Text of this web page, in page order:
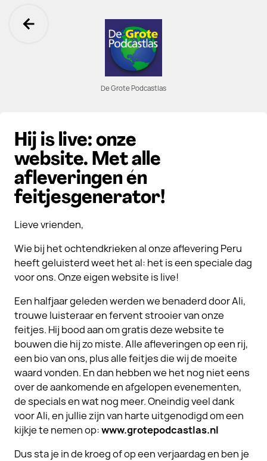
Ga terug
De Grote Podcastlas
Hij is live: onze
website. Met alle
afleveringen én
feitjesgenerator!
Lieve vrienden,
Wie bij het ochtendkrieken al onze aflevering Peru
heeft geluisterd weet het al: het is een speciale dag
voor ons. Onze eigen website is live!
Een halfjaar geleden werden we benaderd door Ali,
trouwe luisteraar en fervent strooier van onze
feitjes. Hij bood aan om gratis deze website te
bouwen die hij zo miste. Alle afleveringen op een rij,
een bio van ons, plus alle feitjes die wij de moeite
waard vonden. En dan hebben we het nog niet eens
over de aankomende en afgelopen evenementen,
de specials en wat nog meer. Oneindig veel dank
voor Ali, en jullie zijn van harte uitgenodigd om een
kijkje te nemen op:www.grotepodcastlas.nl
Dus sta je in de kroeg of op een verjaardag en ben je